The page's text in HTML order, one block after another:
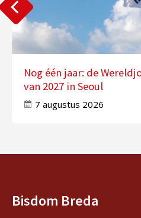
Nog één jaar: de
van 2027 in Seoul
7 augustus 2026
Bisdom Breda